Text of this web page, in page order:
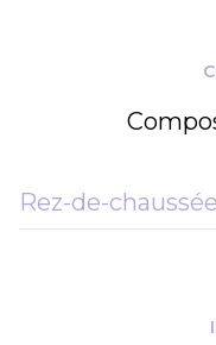
Rez-de-chaussée